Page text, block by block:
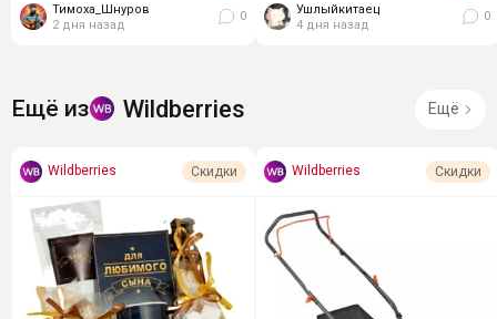
- на...Тимоха_Шнуров
2 дня назад
0
Ушлыйкитаец
4 дня назад
0
Ещё из Wildberries Ещё
Wildberries Скидки Wildberries Скидки